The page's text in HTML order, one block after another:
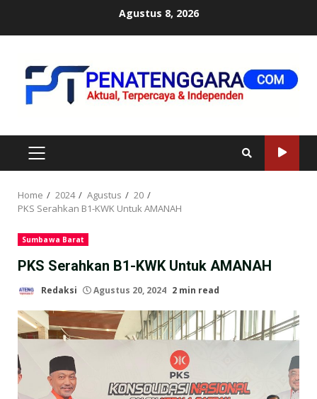
Agustus 8, 2026
PRIMARY
MENU
Home 2024 Agustus
20
PKS Serahkan B1-KWK Untuk AMANAH
Sumbawa Barat
PKS Serahkan B1-KWK Untuk AMANAH
Redaksi Agustus 20, 2024 2 min read